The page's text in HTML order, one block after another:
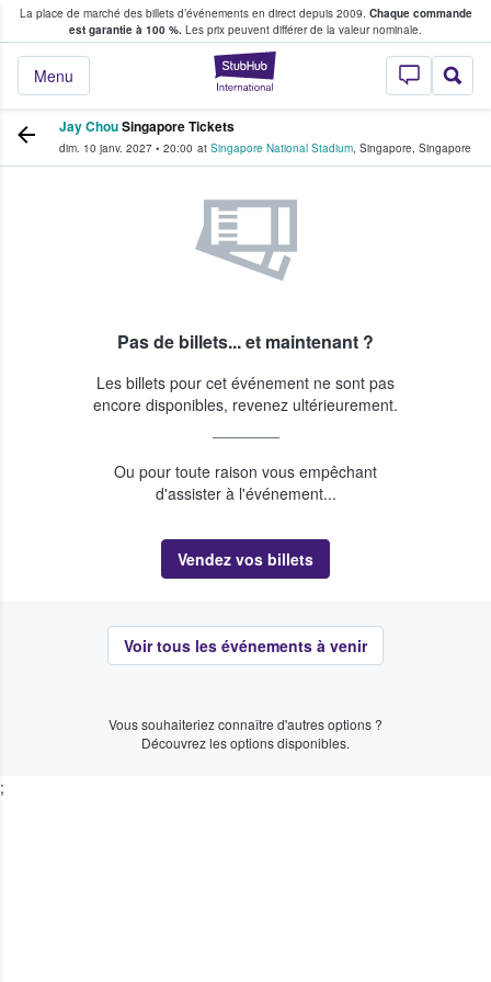
La place de marché des billets d’événements en direct depuis 2009. Chaque commande
est garantie à 100 %. Les prix peuvent différer de la valeur nominale.
StubHub - Où
Menu
fans achètent et vendent des billets
Jay ChouSingapore Tickets
dim. 10 janv. 2027 • 20:00 at Singapore National Stadium, Singapore, Singapore
Pas de billets... et maintenant ?
Les billets pour cet événement ne sont pas
encore disponibles, revenez ultérieurement.
Ou pour toute raison vous empêchant
d'assister à l'événement...
Vendez vos billets
Voir tous les événements à venir
Vous souhaiteriez connaître d'autres options ?
Découvrez les options disponibles.
;